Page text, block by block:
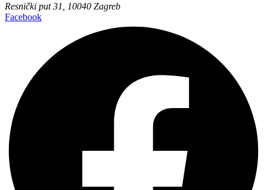
Resnički put 31, 10040 Zagreb
Facebook